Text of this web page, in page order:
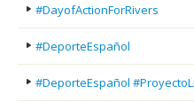
#DayofActionForRivers
#DeporteEspañol
#DeporteEspañol